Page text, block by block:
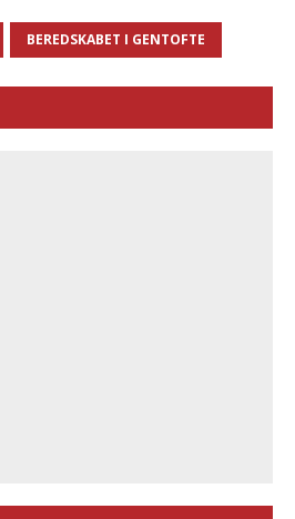
BEREDSKABET I GENTOFTE